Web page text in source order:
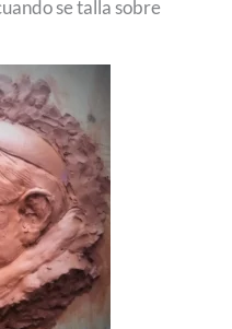
se talla sobre